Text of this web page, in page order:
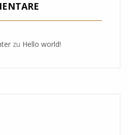
zu Hello world!